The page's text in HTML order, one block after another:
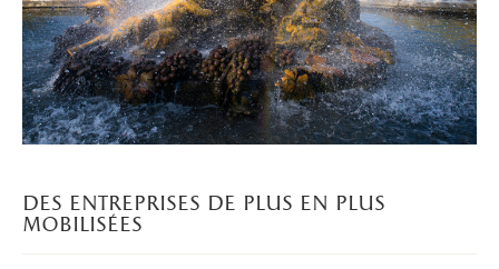
des entreprises de plus en plus
mobilisées